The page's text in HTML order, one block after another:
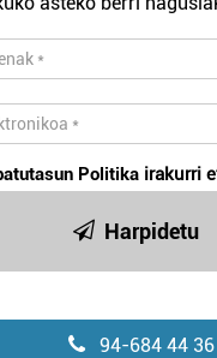
Politika irakurri
Harpidetu
94-684 44 36